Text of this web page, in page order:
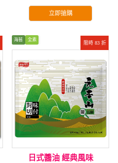
立即搶購
限時 83 折
海苔 全素
日式醬油 經典風味